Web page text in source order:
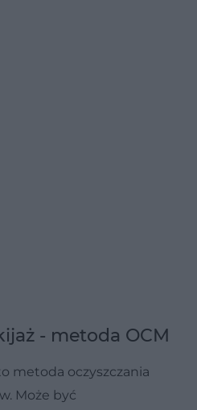
- metoda OCM
metoda oczyszczania
Może być